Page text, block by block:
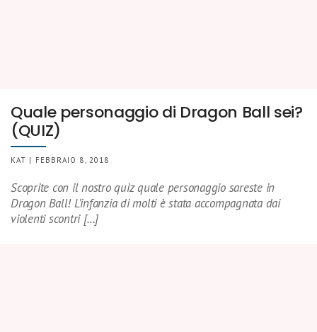
Quale personaggio di Dragon Ball sei?
(QUIZ)
KAT | FEBBRAIO 8, 2018
Scoprite con il nostro quiz quale personaggio sareste in
Dragon Ball! L’infanzia di molti è stata accompagnata dai
violenti scontri […]